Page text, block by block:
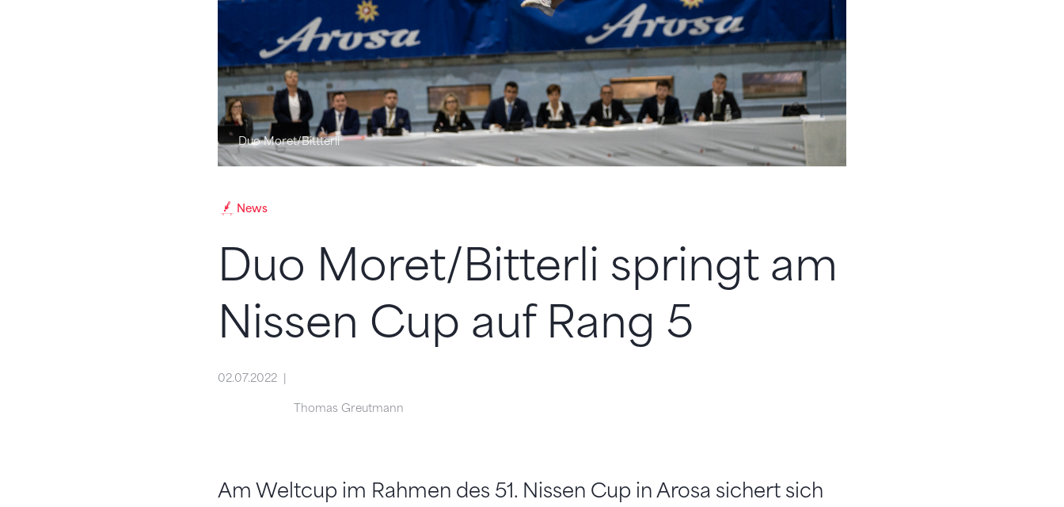
Duo Moret/Bittterli
News
Duo Moret/Bitterli springt am
Nissen Cup auf Rang 5
02.07.2022
Thomas Greutmann
Am Weltcup im Rahmen des 51. Nissen Cup in Arosa sichert sich